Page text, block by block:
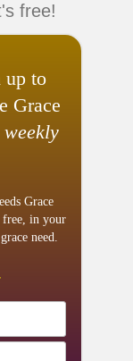
free!
up to
Grace
weekly
Grace
free, in your
need.